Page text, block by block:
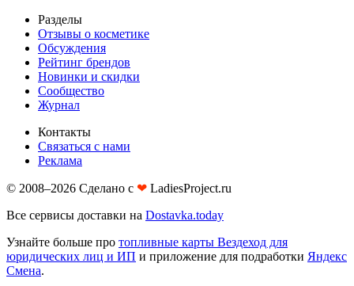
Разделы
Отзывы о косметике
Обсуждения
Рейтинг брендов
Новинки и скидки
Сообщество
Журнал
Контакты
Связаться с нами
Реклама
© 2008–2026 Сделано с ❤︎ LadiesProject.ru
Все сервисы доставки на Dostavka.today
Узнайте больше про топливные карты Вездеход для
юридических лиц и ИП и приложение для подработки Яндекс
Смена.